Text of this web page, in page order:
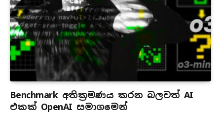
Benchmark අතික්‍රමණය කරන බලවත් AI
එකක් OpenAI සමාගමෙන්